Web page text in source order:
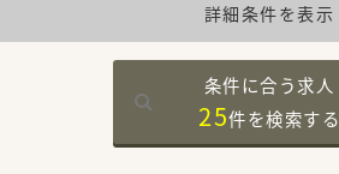
詳細条件を表示
条件に合う求人
25件を検索する